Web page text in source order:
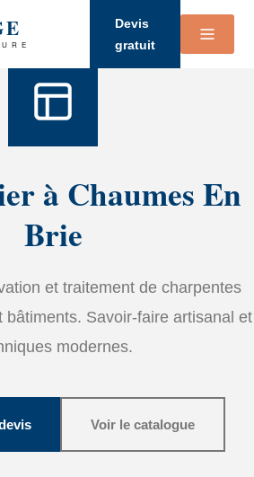
Devis
gratuit
à Chaumes En
Brie
et traitement de charpentes
bâtiments. Savoir-faire artisanal et
modernes.
Voir le catalogue